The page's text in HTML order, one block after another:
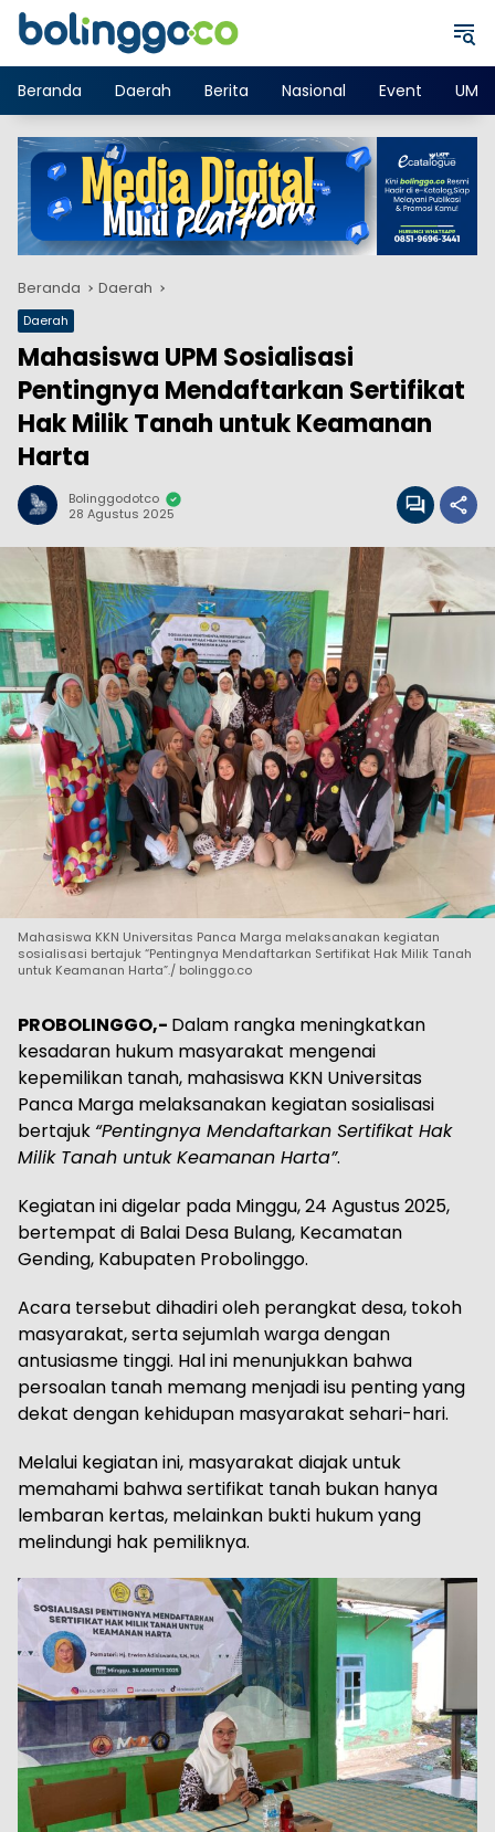
Langsung
Beranda
Daerah Berita Nasional Event
Beranda Daerah
Daerah
Mahasiswa UPM Sosialisasi
Pentingnya Mendaftarkan Sertifikat
Hak Milik Tanah untuk Keamanan
Harta
Bolinggodotco
28 Agustus 2025
Mahasiswa KKN Universitas Panca Marga melaksanakan kegiatan
sosialisasi bertajuk “Pentingnya Mendaftarkan Sertifikat Hak Milik Tanah
untuk Keamanan Harta”./ bolinggo.co
PROBOLINGGO,- Dalam rangka meningkatkan
kesadaran hukum masyarakat mengenai
kepemilikan tanah, mahasiswa KKN Universitas
Panca Marga melaksanakan kegiatan sosialisasi
bertajuk “Pentingnya Mendaftarkan Sertifikat Hak
Milik Tanah untuk Keamanan Harta”.
Kegiatan ini digelar pada Minggu, 24 Agustus 2025,
bertempat di Balai Desa Bulang, Kecamatan
Gending, Kabupaten Probolinggo.
Acara tersebut dihadiri oleh perangkat desa, tokoh
masyarakat, serta sejumlah warga dengan
antusiasme tinggi. Hal ini menunjukkan bahwa
persoalan tanah memang menjadi isu penting yang
dekat dengan kehidupan masyarakat sehari-hari.
Melalui kegiatan ini, masyarakat diajak untuk
memahami bahwa sertifikat tanah bukan hanya
lembaran kertas, melainkan bukti hukum yang
melindungi hak pemiliknya.